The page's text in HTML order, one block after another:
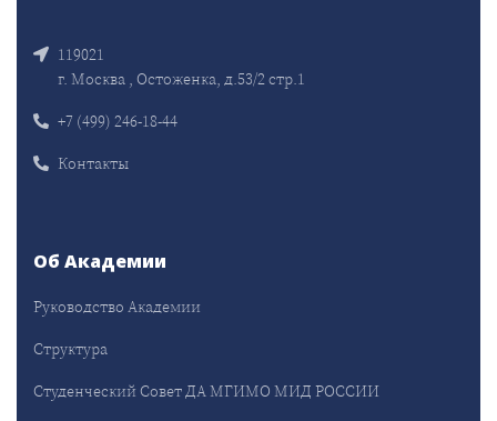
119021
г. Москва , Остоженка, д.53/2 стр.1
+7 (499) 246-18-44
Контакты
Об Академии
Руководство Академии
Структура
Студенческий Совет ДА МГИМО МИД РОССИИ